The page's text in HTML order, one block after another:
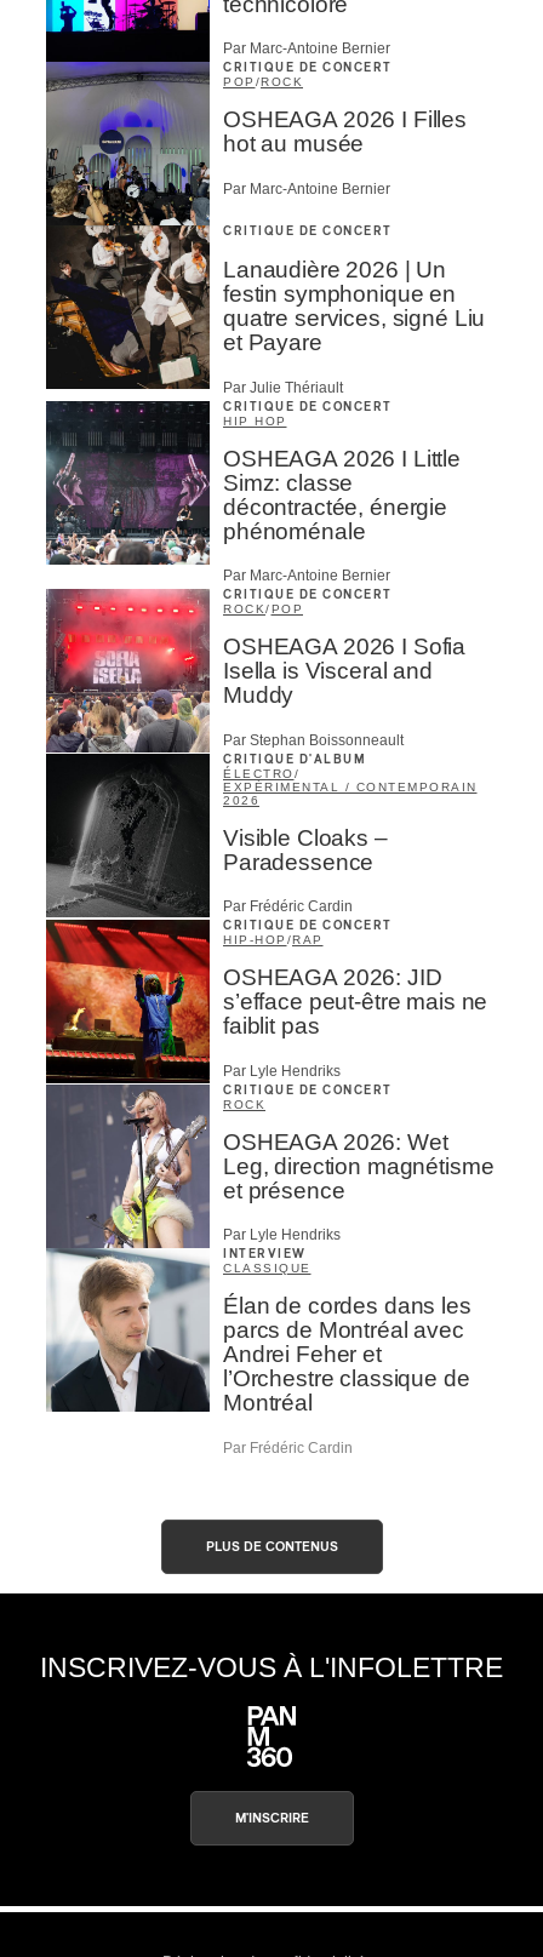
Par Marc-Antoine Bernier
CRITIQUE DE CONCERT
POP /ROCK
OSHEAGA 2026 I Filles
hot au musée
Par Marc-Antoine Bernier
CRITIQUE DE CONCERT
Lanaudière 2026 | Un
festin symphonique en
quatre services, signé Liu
et Payare
Par Julie Thériault
CRITIQUE DE CONCERT
HIP HOP
OSHEAGA 2026 I Little
Simz: classe
décontractée, énergie
phénoménale
Par Marc-Antoine Bernier
CRITIQUE DE CONCERT
ROCK/POP
OSHEAGA 2026 I Sofia
Isella is Visceral and
Muddy
Par Stephan Boissonneault
CRITIQUE D'ALBUM
ÉLECTRO/
EXPÉRIMENTAL / CONTEMPORAIN
2026
Visible Cloaks –
Paradessence
Par Frédéric Cardin
CRITIQUE DE CONCERT
HIP-HOP /RAP
OSHEAGA 2026: JID
s’efface peut-être mais ne
faiblit pas
Par Lyle Hendriks
CRITIQUE DE CONCERT
ROCK
OSHEAGA 2026: Wet
Leg, direction magnétisme
et présence
Par Lyle Hendriks
INTERVIEW
CLASSIQUE
Élan de cordes dans les
parcs de Montréal avec
Andrei Feher et
l’Orchestre classique de
Montréal
Par Frédéric Cardin
PLUS DE CONTENUS
INSCRIVEZ-VOUS À L'INFOLETTRE
M'INSCRIRE